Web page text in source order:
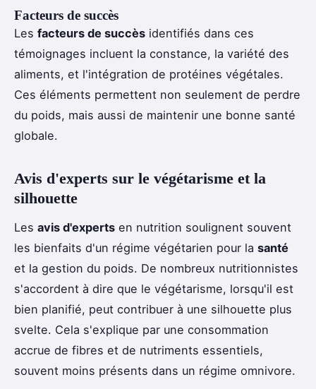
Facteurs de succès
Les facteurs de succès identifiés dans ces
témoignages incluent la constance, la variété des
aliments, et l'intégration de protéines végétales.
Ces éléments permettent non seulement de perdre
du poids, mais aussi de maintenir une bonne santé
globale.
Avis d'experts sur le végétarisme et la
silhouette
Les avis d'experts en nutrition soulignent souvent
les bienfaits d'un régime végétarien pour la santé
et la gestion du poids. De nombreux nutritionnistes
s'accordent à dire que le végétarisme, lorsqu'il est
bien planifié, peut contribuer à une silhouette plus
svelte. Cela s'explique par une consommation
accrue de fibres et de nutriments essentiels,
souvent moins présents dans un régime omnivore.